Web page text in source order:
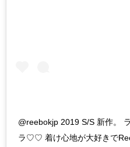
@reebokjp 2019 S/S 新作。
ラ♡♡ 着け心地が大好きで